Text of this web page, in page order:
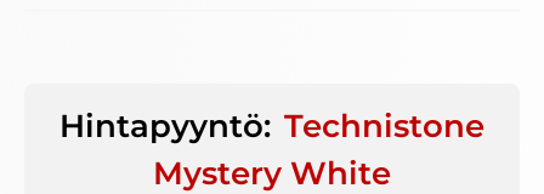
Hintapyyntö: Technistone
Mystery White